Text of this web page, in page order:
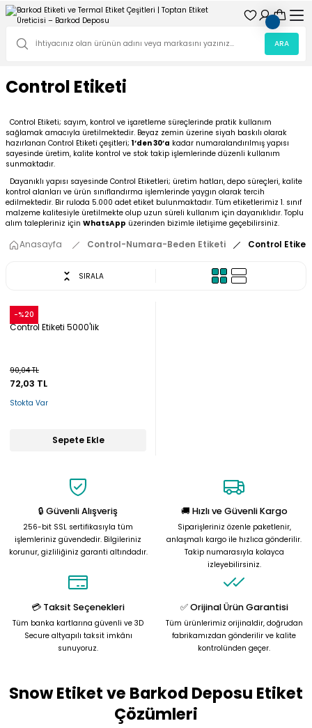
ARA
Control Etiketi
Control Etiketi; sayım, kontrol ve işaretleme süreçlerinde pratik kullanım
sağlamak amacıyla üretilmektedir. Beyaz zemin üzerine siyah baskılı olarak
hazırlanan Control Etiketi çeşitleri; 1’den 30’a kadar numaralandırılmış yapısı
sayesinde üretim, kalite kontrol ve stok takip işlemlerinde düzenli kullanım
sunmaktadır.
Dayanıklı yapısı sayesinde Control Etiketleri; üretim hatları, depo süreçleri, kalite
kontrol alanları ve ürün sınıflandırma işlemlerinde yaygın olarak tercih
edilmektedir. Bir ruloda 5.000 adet etiket bulunmaktadır. Tüm etiketlerimiz 1. sınıf
malzeme kalitesiyle üretilmekte olup uzun süreli kullanım için dayanıklıdır. Toplu
alım talepleriniz için WhatsApp üzerinden bizimle iletişime geçebilirsiniz.
Anasayfa Control-Numara-Beden Etiketi Control Etiketi
SIRALA
-%20
Snow
Control Etiketi 5000'lik
90,04 TL
72,03 TL
Stokta Var
Sepete Ekle
🔒 Güvenli Alışveriş
256-bit SSL sertifikasıyla tüm
işlemleriniz güvendedir. Bilgileriniz
korunur, gizliliğiniz garanti altındadır.
🚚 Hızlı ve Güvenli Kargo
Siparişleriniz özenle paketlenir,
anlaşmalı kargo ile hızlıca gönderilir.
Takip numarasıyla kolayca
izleyebilirsiniz.
💳 Taksit Seçenekleri
Tüm banka kartlarına güvenli ve 3D
Secure altyapılı taksit imkânı
sunuyoruz.
✅ Orijinal Ürün Garantisi
Tüm ürünlerimiz orijinaldir, doğrudan
fabrikamızdan gönderilir ve kalite
kontrolünden geçer.
Snow Etiket ve Barkod Deposu Etiket
Çözümleri